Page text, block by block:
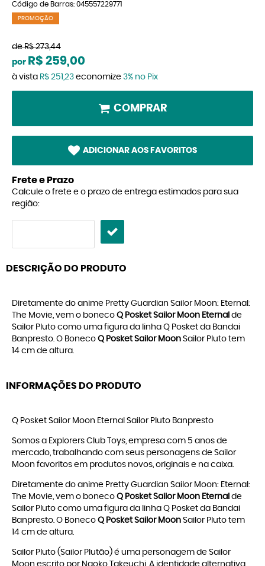
Código de Barras: 045557229771
PROMOÇÃO
de R$ 273,44
por R$ 259,00
à vista R$ 251,23 economize 3% no Pix
COMPRAR
ADICIONAR AOS FAVORITOS
Frete e Prazo
Calcule o frete e o prazo de entrega estimados para sua
região:
DESCRIÇÃO DO PRODUTO
Diretamente do anime Pretty Guardian Sailor Moon: Eternal:
The Movie, vem o boneco Q Posket Sailor Moon Eternal de
Sailor Pluto como uma figura da linha Q Posket da Bandai
Banpresto. O Boneco Q Posket Sailor Moon Sailor Pluto tem
14 cm de altura.
INFORMAÇÕES DO PRODUTO
Q Posket Sailor Moon Eternal Sailor Pluto Banpresto
Somos a Explorers Club Toys, empresa com 5 anos de
mercado, trabalhando com seus personagens de Sailor
Moon favoritos em produtos novos, originais e na caixa.
Diretamente do anime Pretty Guardian Sailor Moon: Eternal:
The Movie, vem o boneco Q Posket Sailor Moon Eternal de
Sailor Pluto como uma figura da linha Q Posket da Bandai
Banpresto. O Boneco Q Posket Sailor Moon Sailor Pluto tem
14 cm de altura.
Sailor Pluto (Sailor Plutão) é uma personagem de Sailor